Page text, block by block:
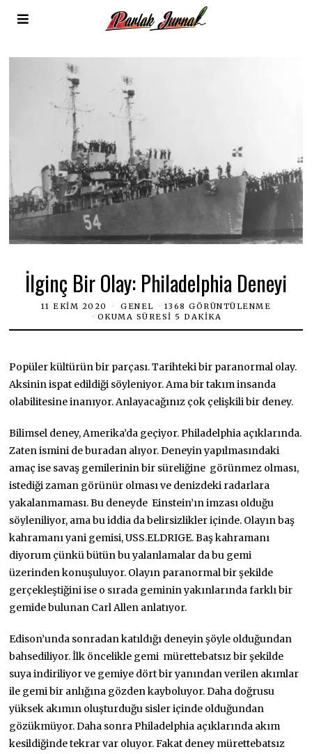
İlginç Bir Olay: Philadelphia Deneyi
11 EKIM 2020 GENEL
1368 GÖRÜNTÜLENME
OKUMA SÜRESI 5 DAKIKA
Popüler kültürün bir parçası. Tarihteki bir paranormal olay.
Aksinin ispat edildiği söyleniyor. Ama bir takım insanda
olabilitesine inanıyor. Anlayacağınız çok çelişkili bir deney.
Bilimsel deney, Amerika’da geçiyor. Philadelphia açıklarında.
Zaten ismini de buradan alıyor. Deneyin yapılmasındaki
amaç ise savaş gemilerinin bir süreliğine görünmez olması,
istediği zaman görünür olması ve denizdeki radarlara
yakalanmaması. Bu deneyde Einstein’ın imzası olduğu
söyleniliyor, ama bu iddia da belirsizlikler içinde. Olayın baş
kahramanı yani gemisi, USS.ELDRIGE. Baş kahramanı
diyorum çünkü bütün bu yalanlamalar da bu gemi
üzerinden konuşuluyor. Olayın paranormal bir şekilde
gerçekleştiğini ise o sırada geminin yakınlarında farklı bir
gemide bulunan Carl Allen anlatıyor.
Edison’unda sonradan katıldığı deneyin şöyle olduğundan
bahsediliyor. İlk öncelikle gemi mürettebatsız bir şekilde
suya indiriliyor ve gemiye dört bir yanından verilen akımlar
ile gemi bir anlığına gözden kayboluyor. Daha doğrusu
yüksek akımın oluşturduğu sisler içinde olduğundan
gözükmüyor. Daha sonra Philadelphia açıklarında akım
kesildiğinde tekrar var oluyor. Fakat deney mürettebatsız